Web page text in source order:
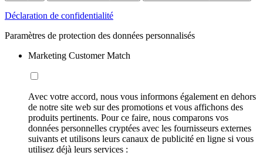
Déclaration de confidentialité
Paramètres de protection des données personnalisés
Marketing Customer Match
Avec votre accord, nous vous informons également en dehors
de notre site web sur des promotions et vous affichons des
produits pertinents. Pour ce faire, nous comparons vos
données personnelles cryptées avec les fournisseurs externes
suivants et utilisons leurs canaux de publicité en ligne si vous
utilisez déjà leurs services :